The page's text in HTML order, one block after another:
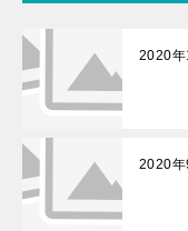
2020
2020